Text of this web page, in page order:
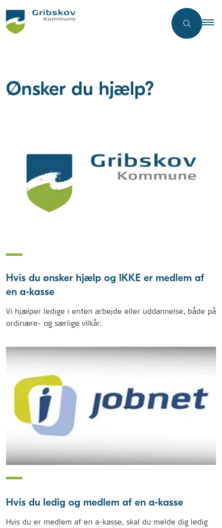
Ønsker du hjælp?
Hvis du ønsker hjælp og IKKE er medlem af
en a-kasse
Vi hjælper ledige i enten arbejde eller uddannelse, både på
ordinære- og særlige vilkår.
Hvis du ledig og medlem af en a-kasse
Hvis du er medlem af en a-kasse, skal du melde dig ledig